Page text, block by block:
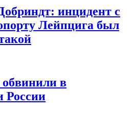
инцидент с
Лейпцига был
в
России